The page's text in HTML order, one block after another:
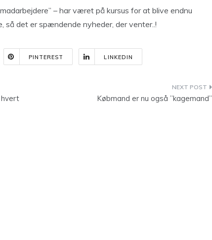
– har været på kursus for at blive endnu
så det er spændende nyheder, der venter..!
PINTEREST LINKEDIN
hvert
Købmand er nu også ”kagemand”